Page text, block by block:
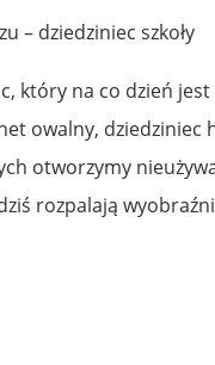
– dziedziniec szkoły
który na co dzień
owalny,
otworzymy
rozpalają